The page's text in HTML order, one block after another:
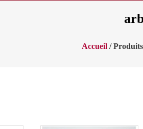
Accueil/ Produits